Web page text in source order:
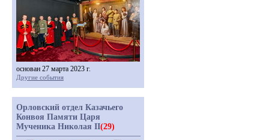
основан 27 марта 2023 г.
Другие события
Орловский отдел Казачьего
Конвоя Памяти Царя
Мученика Николая II(29)